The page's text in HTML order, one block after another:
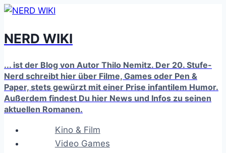
Zum
springen
NERD WIKI
... ist der Blog von Autor Thilo Nemitz. Der 20. Stufe-
Nerd schreibt hier über Filme, Games oder Pen &
Paper, stets gewürzt mit einer Prise infantilem Humor.
Außerdem findest Du hier News und Infos zu seinen
aktuellen Romanen.
Kino & Film
Video Games